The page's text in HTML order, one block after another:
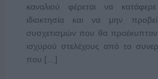
καναλιού φέρεται να
ιδιοκτησία και να μην
συσχετισμών που θα
ισχυρού στελέχους από το
που […]